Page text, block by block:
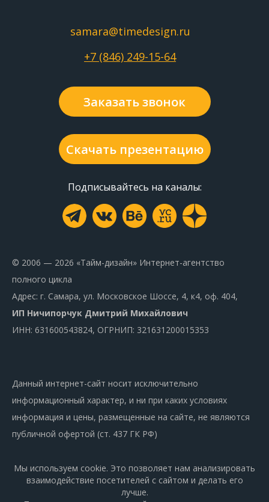
Скачать презентацию
+7 (846) 249-15-64
samara@timedesign.ru
Заказать звонок
Подписывайтесь на каналы:
© 2006 — 2026 «Тайм-дизайн» Интернет-агентство
полного цикла
Адрес: г. Самара, ул. Московское Шоссе, 4, к4, оф. 404,
ИП Ничипорчук Дмитрий Михайлович
ИНН: 631600543824, ОГРНИП: 321631200015353
Данный интернет-сайт носит исключительно
информационный характер, и ни при каких условиях
информация и цены, размещенные на сайте, не являются
публичной офертой (ст. 437 ГК РФ)
Мы используем cookie. Это позволяет нам анализировать
взаимодействие посетителей с сайтом и делать его
лучше.